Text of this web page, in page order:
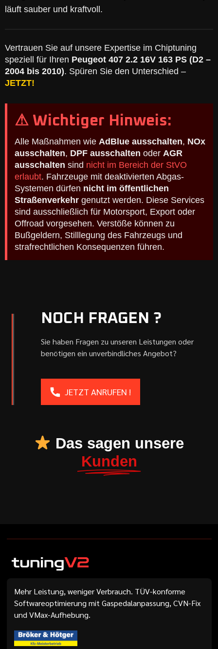
läuft sauber und kraftvoll.
Vertrauen Sie auf unsere Expertise im Chiptuning
speziell für Ihren Peugeot 407 2.2 16V 163 PS (D2 –
2004 bis 2010). Spüren Sie den Unterschied –
JETZT!
⚠ Wichtiger Hinweis:
Alle Maßnahmen wie AdBlue ausschalten, NOx
ausschalten, DPF ausschalten oder AGR
ausschalten sind nicht im Bereich der StVO
erlaubt. Fahrzeuge mit deaktivierten Abgas-
Systemen dürfen nicht im öffentlichen
Straßenverkehr genutzt werden. Diese Services
sind ausschließlich für Motorsport, Export oder
Offroad vorgesehen. Verstöße können zu
Bußgeldern, Stilllegung des Fahrzeugs und
strafrechtlichen Konsequenzen führen.
NOCH FRAGEN ?
Sie haben Fragen zu unseren Leistungen oder
benötigen ein unverbindliches Angebot?
JETZT ANRUFEN !
Das sagen unsere
Kunden
Mehr Leistung, weniger Verbrauch. TÜV-konforme
Softwareoptimierung mit Gaspedalanpassung, CVN-Fix
und VMax-Aufhebung.